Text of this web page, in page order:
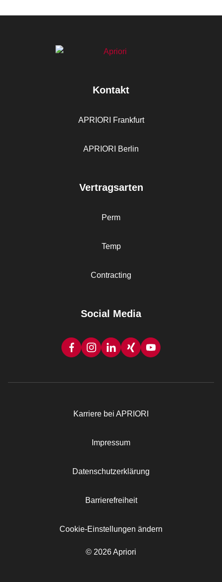
Kontakt
APRIORI Frankfurt
APRIORI Berlin
Vertragsarten
Perm
Temp
Contracting
Social Media
© 2026 Apriori
Karriere bei APRIORI
Impressum
Datenschutzerklärung
Barrierefreiheit
Cookie-Einstellungen ändern